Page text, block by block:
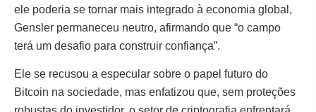
ele poderia se tornar mais integrado à economia global,
Gensler permaneceu neutro, afirmando que “o campo
terá um desafio para construir confiança”.
Ele se recusou a especular sobre o papel futuro do
Bitcoin na sociedade, mas enfatizou que, sem proteções